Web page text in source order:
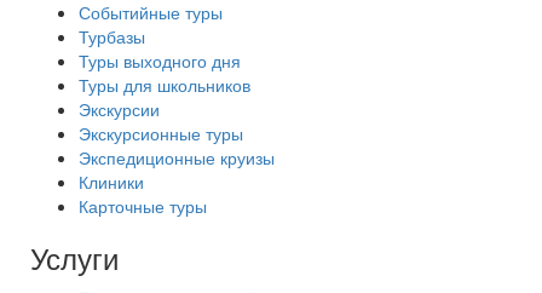
Событийные туры
Турбазы
Туры выходного дня
Туры для школьников
Экскурсии
Экскурсионные туры
Экспедиционные круизы
Клиники
Карточные туры
Услуги